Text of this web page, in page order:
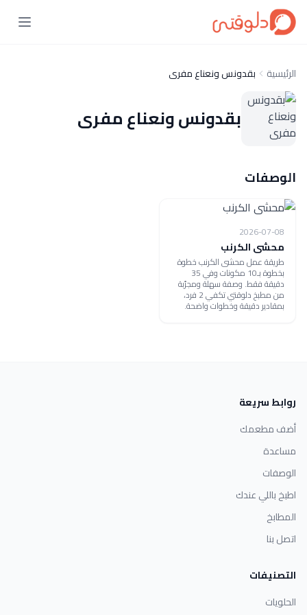
الرئيسية بقدونس ونعناع مفرى
بقدونس ونعناع مفرى
الوصفات
2026-07-08
محشى الكرنب
طريقة عمل محشى الكرنب خطوة
بخطوة بـ10 مكونات وفي 35
دقيقة فقط. وصفة سهلة ومجرّبة
من مطبخ دلوقتي تكفي 2 فرد،
بمقادير دقيقة وخطوات واضحة.
روابط سريعة
أضف مطعمك
مساعدة
الوصفات
اطبخ باللي عندك
المطابخ
اتصل بنا
التصنيفات
الحلويات